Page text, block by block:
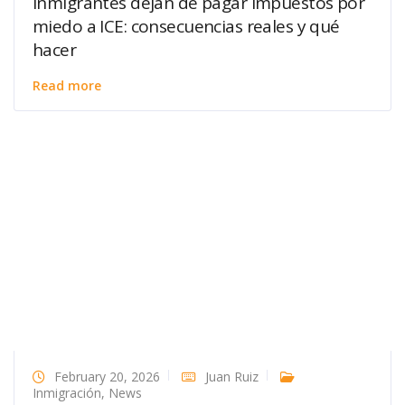
miedo a ICE: consecuencias reales y qué
hacer
Read more
February 20, 2026
Juan Ruiz
Inmigración, News